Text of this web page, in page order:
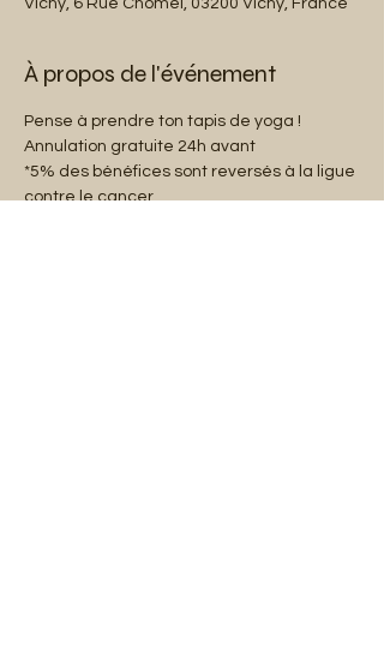
Vichy, 6 Rue Chomel, 03200 Vichy, France
À propos de l'événement
Pense à prendre ton tapis de yoga !
Annulation gratuite 24h avant
*5% des bénéfices sont reversés à la ligue
contre le cancer.